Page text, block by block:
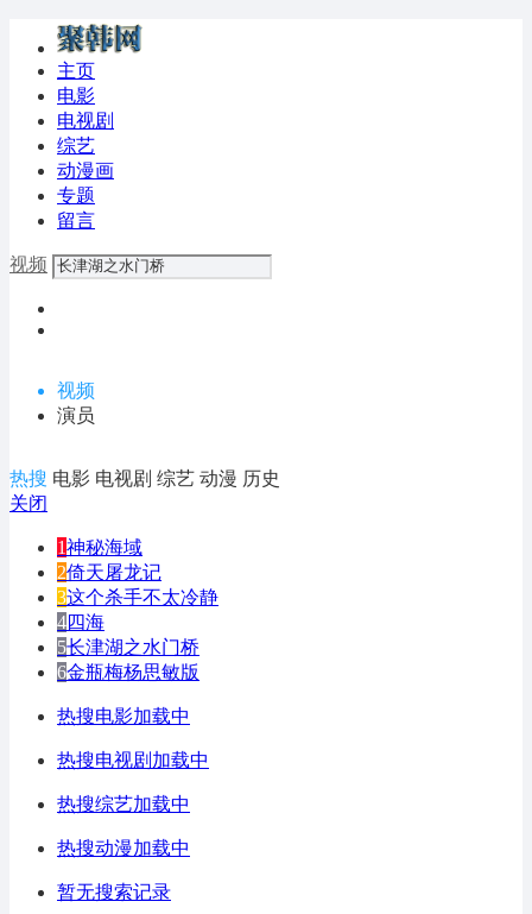
主页
电影
电视剧
综艺
动漫画
专题
留言
视频
视频
演员
热搜 电影 电视剧 综艺 动漫 历史
关闭
1神秘海域
2倚天屠龙记
3这个杀手不太冷静
4四海
5长津湖之水门桥
6金瓶梅杨思敏版
热搜电影加载中
热搜电视剧加载中
热搜综艺加载中
热搜动漫加载中
暂无搜索记录